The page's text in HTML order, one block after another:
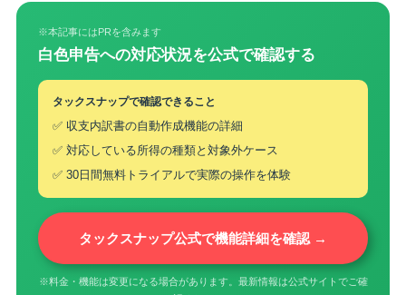
※本記事にはPRを含みます
白色申告への対応状況を公式で確認する
タックスナップで確認できること
✅ 収支内訳書の自動作成機能の詳細
✅ 対応している所得の種類と対象外ケース
✅ 30日間無料トライアルで実際の操作を体験
タックスナップ公式で機能詳細を確認 →
※料金・機能は変更になる場合があります。最新情報は公式サイトでご確